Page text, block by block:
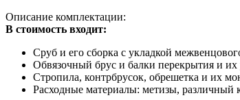
Описание комплектации:
В стоимость входит:
Сруб и его сборка с укладкой
Обвязочный брус и балки перекрытия и их
Стропила, контрбрусок, обрешетка и их
Расходные материалы: метизы, различный